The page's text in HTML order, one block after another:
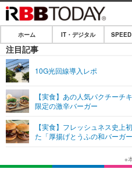
ホーム
IT・デジタル
ネタ
ショッピング
SPEED TEST
エンタメ
エンタメTOP
ライフ
ライフTOP
リリース一覧
ホーム IT・デジタル
注目記事
10G光回線導入レポ
【実食】あの人気パクチーチ
限定の激辛バーガー
【実食】フレッシュネス史上
た「厚揚げとうふの和バーガ